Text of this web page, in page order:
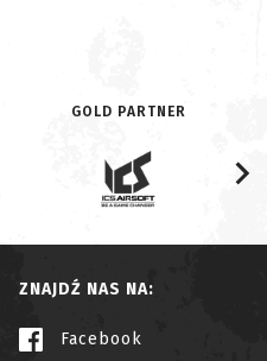
GOLD PARTNER
ZNAJDŹ NAS NA:
Facebook